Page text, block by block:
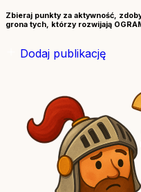
Zbieraj punkty za aktywność,
grona tych, którzy rozwijają
Dodaj publikację